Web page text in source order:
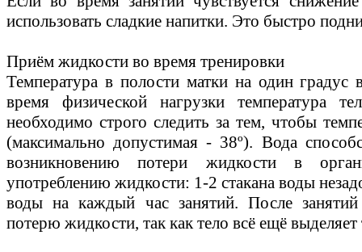
использовать сладкие напитки. Это быстро
Приём жидкости во время тренировки
Температура в полости матки на один
время физической нагрузки температура
необходимо строго следить за тем, чтобы
(максимально допустимая - 38º). Вода
возникновению потери жидкости в
употреблению жидкости: 1-2 стакана воды
воды на каждый час занятий. После занятий
потерю жидкости, так как тело всё ещё выделяет